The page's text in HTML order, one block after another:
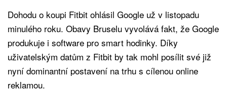
Dohodu o koupi Fitbit ohlásil Google už v listopadu
minulého roku. Obavy Bruselu vyvolává fakt, že Google
produkuje i software pro smart hodinky. Díky
uživatelským datům z Fitbit by tak mohl posílit své již
nyní dominantní postavení na trhu s cílenou online
reklamou.